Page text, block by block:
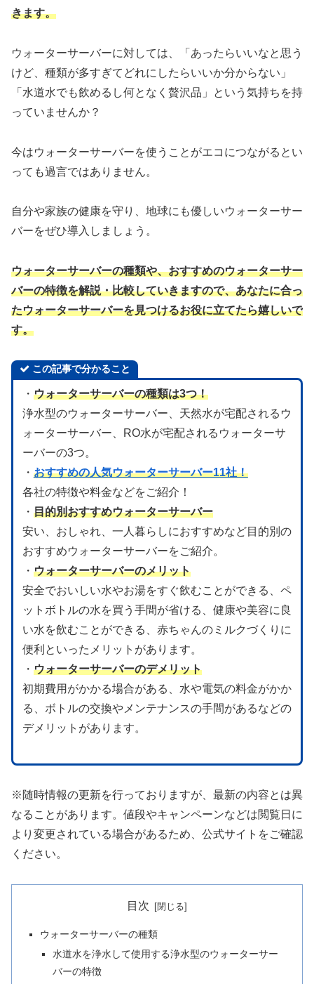
きます。
ウォーターサーバーに対しては、「あったらいいなと思う
けど、種類が多すぎてどれにしたらいいか分からない」
「水道水でも飲めるし何となく贅沢品」という気持ちを持
っていませんか？
今はウォーターサーバーを使うことがエコにつながるとい
っても過言ではありません。
自分や家族の健康を守り、地球にも優しいウォーターサー
バーをぜひ導入しましょう。
ウォーターサーバーの種類や、おすすめのウォーターサー
バーの特徴を解説・比較していきますので、あなたに合っ
たウォーターサーバーを見つけるお役に立てたら嬉しいで
す。
この記事で分かること
・ ウォーターサーバーの種類は3つ！
浄水型のウォーターサーバー、天然水が宅配されるウ
ォーターサーバー、RO水が宅配されるウォーターサ
ーバーの3つ。
・ おすすめの人気ウォーターサーバー11社！
各社の特徴や料金などをご紹介！
・ 目的別おすすめウォーターサーバー
安い、おしゃれ、一人暮らしにおすすめなど目的別の
おすすめウォーターサーバーをご紹介。
・ ウォーターサーバーのメリット
安全でおいしい水やお湯をすぐ飲むことができる、ペ
ットボトルの水を買う手間が省ける、健康や美容に良
い水を飲むことができる、赤ちゃんのミルクづくりに
便利といったメリットがあります。
・ ウォーターサーバーのデメリット
初期費用がかかる場合がある、水や電気の料金がかか
る、ボトルの交換やメンテナンスの手間があるなどの
デメリットがあります。
※随時情報の更新を行っておりますが、最新の内容とは異
なることがあります。値段やキャンペーンなどは閲覧日に
より変更されている場合があるため、公式サイトをご確認
ください。
目次
ウォーターサーバーの種類
水道水を浄水して使用する浄水型のウォーターサー
バーの特徴